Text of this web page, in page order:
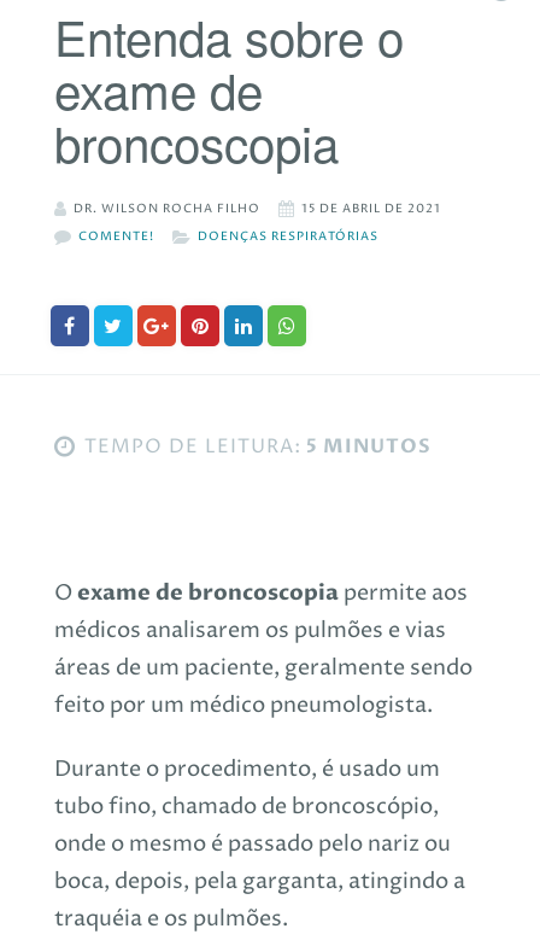
Entenda sobre o
exame de
broncoscopia
DR. WILSON ROCHA FILHO
15 DE ABRIL DE 2021
COMENTE!
DOENÇAS RESPIRATÓRIAS
TEMPO DE LEITURA: 5 MINUTOS
Oexame de broncoscopiapermite aos
médicos analisarem os pulmões e vias
áreas de um paciente, geralmente sendo
feito por um médico pneumologista.
Durante o procedimento, é usado um
tubo fino, chamado de broncoscópio,
onde o mesmo é passado pelo nariz ou
boca, depois, pela garganta, atingindo a
traquéia e os pulmões.